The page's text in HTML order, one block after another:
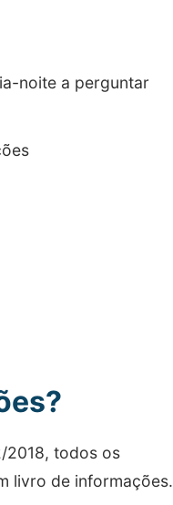
noite a perguntar
2018, todos os
livro de informações.